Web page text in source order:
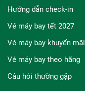
Hướng dẫn check-in
Vé máy bay tết 2027
Vé máy bay khuyến mãi
Vé máy bay theo hãng
Câu hỏi thường gặp